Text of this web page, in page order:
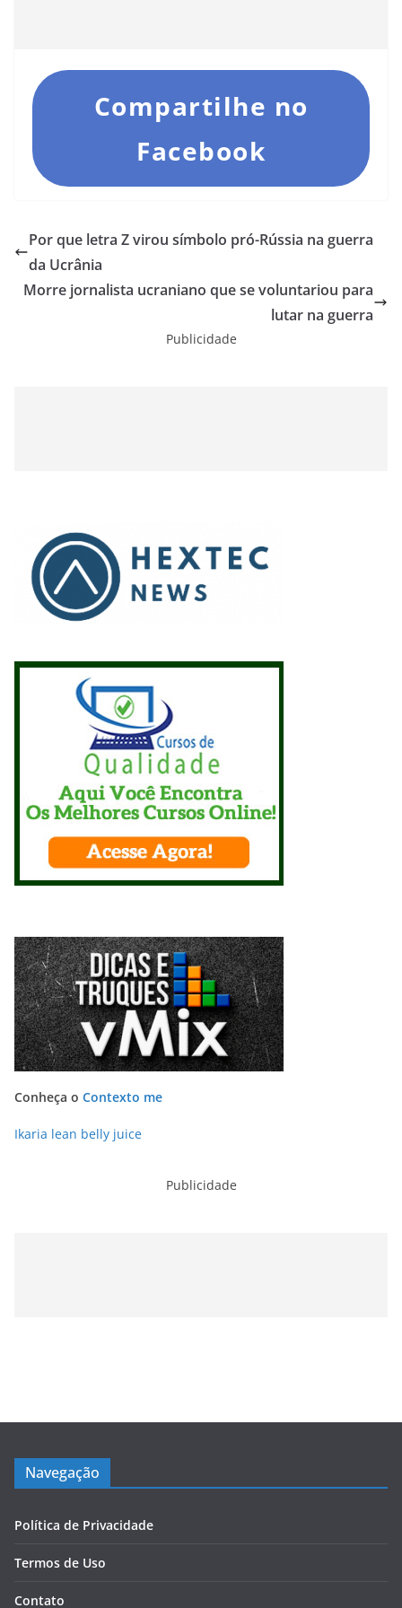
Compartilhe no
Facebook
Por que letra Z virou símbolo pró-Rússia na guerra
da Ucrânia
Morre jornalista ucraniano que se voluntariou para
lutar na guerra
Publicidade
Conheça o Contexto me
Ikaria lean belly juice
Publicidade
Navegação
Política de Privacidade
Termos de Uso
Contato